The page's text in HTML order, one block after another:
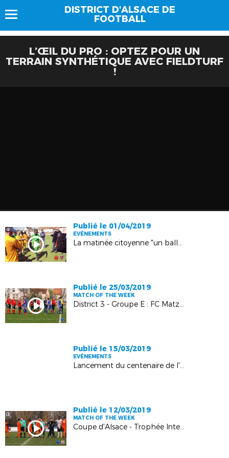
DISTRICT D'ALSACE DE
FOOTBALL
L’ŒIL DU PRO : OPTEZ POUR UN
TERRAIN SYNTHÉTIQUE AVEC FIELDTURF
!
Publié le 01/04/2019
EVÉNEMENTS
La matinée citoyenne "un ballon pour l'insertion" en images !
Publié le 25/03/2019
MATCH OF THE WEEK
District 3 - Groupe E : FC Matzenheim - FC Bindernheim : 2-0
Publié le 15/03/2019
EVÉNEMENTS
Lancement du centenaire de l'organisation du football en Alsace : retour en images !
Publié le 12/03/2019
MATCH OF THE WEEK
Coupe d'Alsace - Trophée Intermarché : CS Bernardswiller - FC Dahlenheim : 1-7